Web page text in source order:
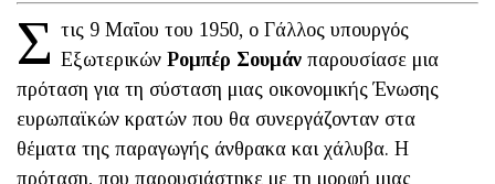
Σ τις 9 Μαΐου του 1950, ο Γάλλος υπουργός
Εξωτερικών Ρομπέρ Σουμάν παρουσίασε μια
πρόταση για τη σύσταση μιας οικονομικής Ένωσης
ευρωπαϊκών κρατών που θα συνεργάζονταν στα
θέματα της παραγωγής άνθρακα και χάλυβα. Η
πρόταση, που παρουσιάστηκε με τη μορφή μιας